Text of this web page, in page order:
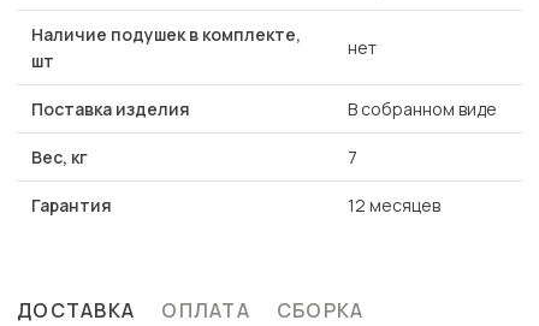
Наличие подушек в комплекте,
шт
нет
Поставка изделия В собранном виде
Вес, кг 7
Гарантия 12 месяцев
ДОСТАВКА ОПЛАТА СБОРКА